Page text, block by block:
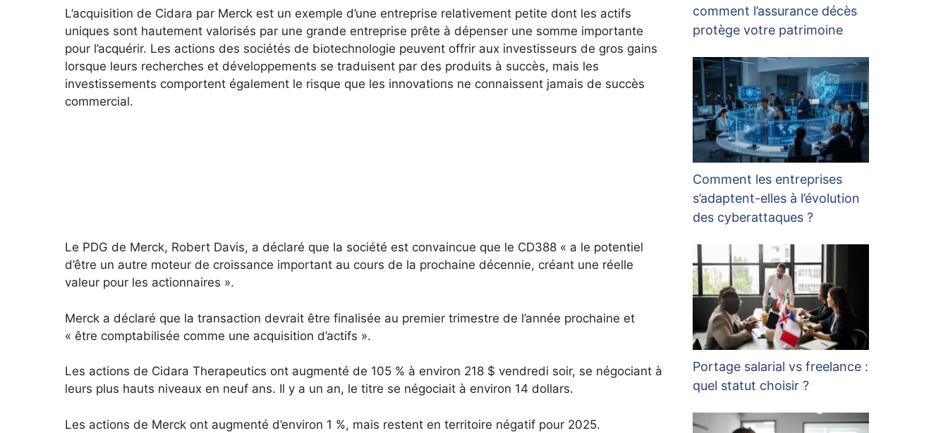
L’acquisition de Cidara par Merck est un exemple d’une entreprise relativement petite dont les actifs
uniques sont hautement valorisés par une grande entreprise prête à dépenser une somme importante
pour l’acquérir. Les actions des sociétés de biotechnologie peuvent offrir aux investisseurs de gros gains
lorsque leurs recherches et développements se traduisent par des produits à succès, mais les
investissements comportent également le risque que les innovations ne connaissent jamais de succès
commercial.
Le PDG de Merck, Robert Davis, a déclaré que la société est convaincue que le CD388 « a le potentiel
d’être un autre moteur de croissance important au cours de la prochaine décennie, créant une réelle
valeur pour les actionnaires ».
Merck a déclaré que la transaction devrait être finalisée au premier trimestre de l’année prochaine et
« être comptabilisée comme une acquisition d’actifs ».
Les actions de Cidara Therapeutics ont augmenté de 105 % à environ 218 $ vendredi soir, se négociant à
leurs plus hauts niveaux en neuf ans. Il y a un an, le titre se négociait à environ 14 dollars.
Les actions de Merck ont ​​augmenté d’environ 1 %, mais restent en territoire négatif pour 2025.
comment l’assurance décès
protège votre patrimoine
Comment les entreprises
s’adaptent-elles à l’évolution
des cyberattaques ?
Portage salarial vs freelance :
quel statut choisir ?